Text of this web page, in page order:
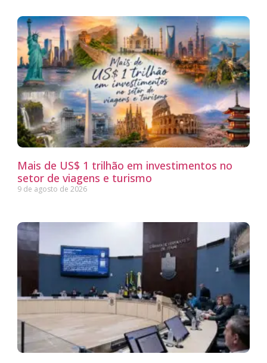
Mais de US$ 1 trilhão em investimentos no
setor de viagens e turismo
9 de agosto de 2026